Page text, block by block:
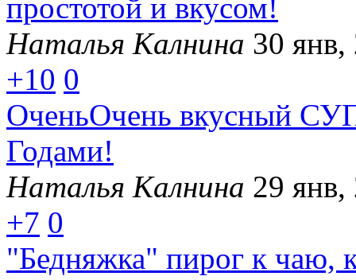
простотой и вкусом!
Наталья Калнина 30 янв,
+10 0
ОченьОчень вкусный
Годами!
Наталья Калнина 29 янв,
+7 0
"Бедняжка" пирог к чаю,